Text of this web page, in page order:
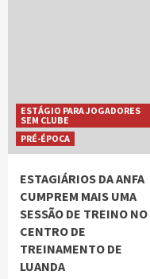
ESTÁGIO PARA JOGADORES
SEM CLUBE
PRÉ-ÉPOCA
ESTAGIÁRIOS DA ANFA
CUMPREM MAIS UMA
SESSÃO DE TREINO NO
CENTRO DE
TREINAMENTO DE
LUANDA